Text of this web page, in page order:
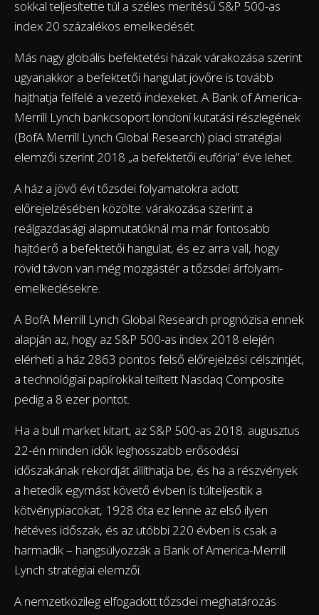
sokkal teljesítette túl a széles merítésű S&P 500-as
index 20 százalékos emelkedését.
Más nagy globális befektetési házak várakozása szerint
ugyanakkor a befektetői hangulat jövőre is tovább
hajthatja felfelé a vezető indexeket. A Bank of America-
Merrill Lynch bankcsoport londoni kutatási részlegének
(BofA Merrill Lynch Global Research) piaci stratégiai
elemzői szerint 2018 „a befektetői eufória” éve lehet.
A ház a jövő évi tőzsdei folyamatokra adott
előrejelzésében közölte: várakozása szerint a
reálgazdasági alapmutatóknál ma már fontosabb
hajtóerő a befektetői hangulat, és ez arra vall, hogy
rövid távon van még mozgástér a tőzsdei árfolyam-
emelkedésekre.
A BofA Merrill Lynch Global Research prognózisa ennek
alapján az, hogy az S&P 500-as index 2018 elején
elérheti a ház 2863 pontos felső előrejelzési célszintjét,
a technológiai papírokkal telített Nasdaq Composite
pedig a 8 ezer pontot.
Ha a bull market kitart, az S&P 500-as 2018. augusztus
22-én minden idők leghosszabb erősödési
időszakának rekordját állíthatja be, és ha a részvények
a hetedik egymást követő évben is túlteljesítik a
kötvénypiacokat, 1928 óta ez lenne az első ilyen
hétéves időszak, és az utóbbi 220 évben is csak a
harmadik – hangsúlyozzák a Bank of America-Merrill
Lynch stratégiai elemzői.
A nemzetközileg elfogadott tőzsdei meghatározás